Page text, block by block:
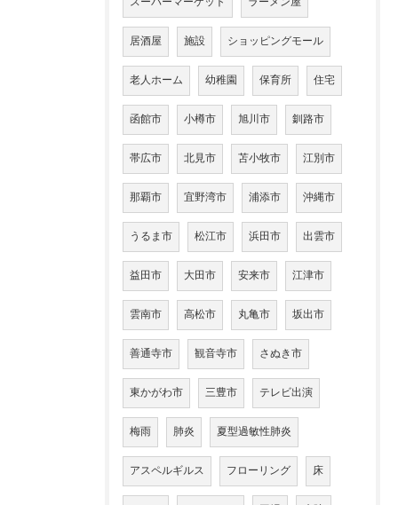
スーパーマーケット ラーメン屋
居酒屋 施設 ショッピングモール
老人ホーム 幼稚園 保育所 住宅
函館市 小樽市 旭川市 釧路市
帯広市 北見市 苫小牧市 江別市
那覇市 宜野湾市 浦添市 沖縄市
うるま市 松江市 浜田市 出雲市
益田市 大田市 安来市 江津市
雲南市 高松市 丸亀市 坂出市
善通寺市 観音寺市 さぬき市
東かがわ市 三豊市 テレビ出演
梅雨 肺炎 夏型過敏性肺炎
アスペルギルス フローリング 床